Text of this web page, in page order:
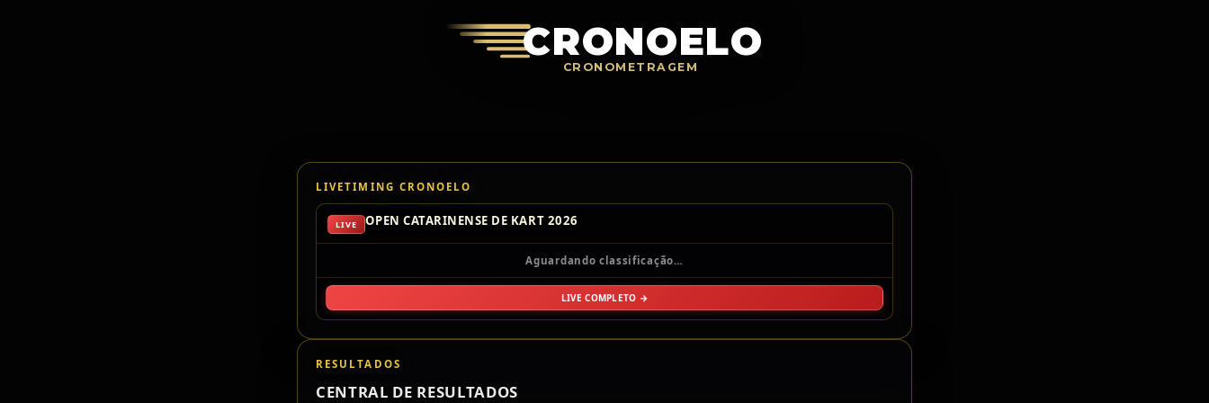
CRONOELO
CRONOMETRAGEM
LIVETIMING CRONOELO
LIVE OPEN CATARINENSE DE KART 2026
Aguardando classificação…
LIVE COMPLETO →
RESULTADOS
CENTRAL DE RESULTADOS